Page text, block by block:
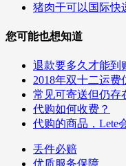
猪肉干可以国际快
您可能也想知道
退款要多久才能到
2018年双十二运费
常见可寄送但仍存
代购如何收费？
代购的商品，Lete
丢件必赔